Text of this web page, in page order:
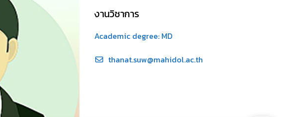
งานวิชาการ
Academic degree: MD
thanat.suw@mahidol.ac.th